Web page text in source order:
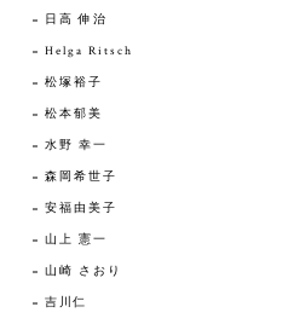
日高 伸治
Helga Ritsch
松塚裕子
松本郁美
水野 幸一
森岡希世子
安福由美子
山上 憲一
山崎 さおり
吉川仁